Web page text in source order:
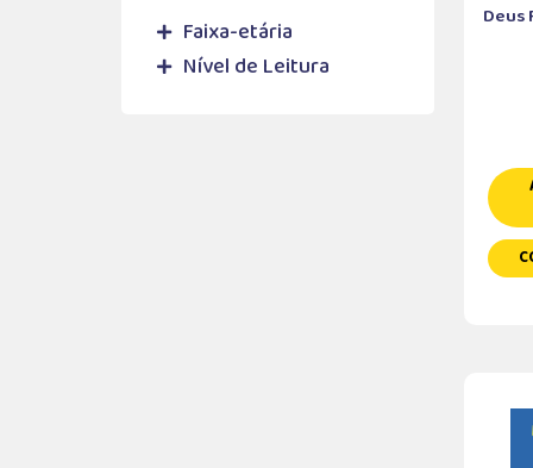
Faixa-etária
Nível de Leitura
Deus